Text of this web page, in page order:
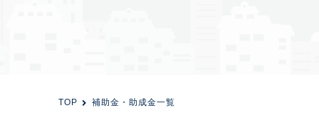
TOP 補助金・助成金一覧